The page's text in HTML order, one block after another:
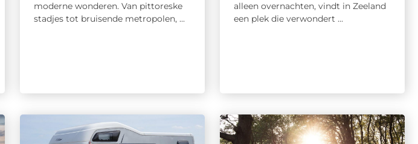
moderne wonderen. Van pittoreske
stadjes tot bruisende metropolen, ...
alleen overnachten, vindt in Zeeland
een plek die verwondert ...